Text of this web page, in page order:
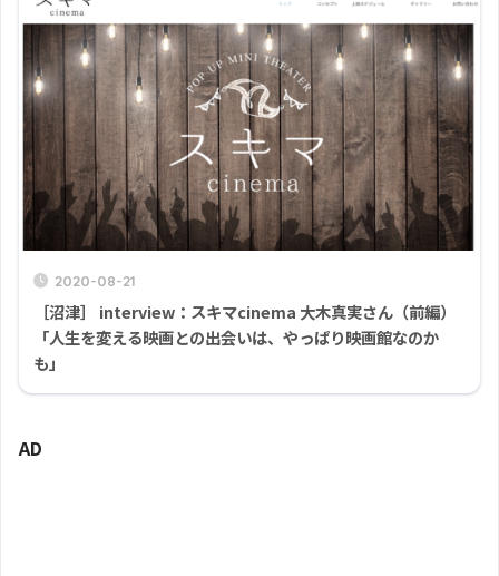
2020-08-21
［沼津］ interview：スキマcinema 大木真実さん（前編）
「人生を変える映画との出会いは、やっぱり映画館なのか
も」
AD